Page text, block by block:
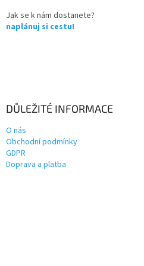
Jak se k nám dostanete?
naplánuj si cestu!
DŮLEŽITÉ INFORMACE
O nás
Obchodní podmínky
GDPR
Doprava a platba